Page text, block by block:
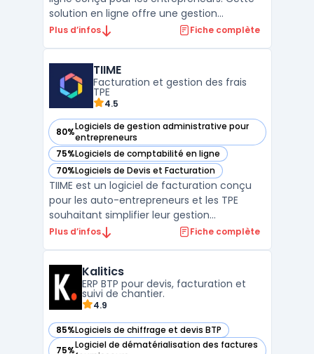
solution en ligne offre une gestion
comptable simplifiée, permettant la
la création de bilans comptables certifiés.
Fort de plus de ...
Plus d’infos Fiche complète
TIIME
Facturation et gestion des frais
TPE
4.5
80%Logiciels de gestion administrative pour
entrepreneurs
— voir TIIME dans cette catégorie
75%Logiciels de comptabilité en ligne
— voir TIIME dans cette catégorie
70%Logiciels de Devis et Facturation
— voir TIIME dans cette catégorie
TIIME est un logiciel de facturation conçu
pour les auto-entrepreneurs et les TPE
souhaitant simplifier leur gestion
administrative. Cette solution permet de
conformité légale des documents émis.
Grâce à son interface intui ...
Plus d’infos Fiche complète
Kalitics
ERP BTP pour devis, facturation et
suivi de chantier.
4.9
85%Logiciels de chiffrage et devis BTP
— voir Kalitics dans cette catégorie
75%Logiciel de dématérialisation des factures